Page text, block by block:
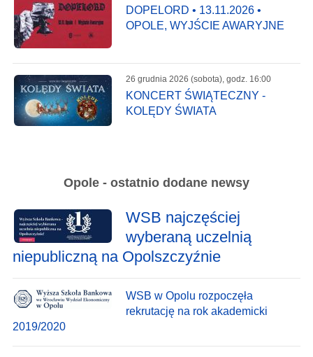
DOPELORD • 13.11.2026 •
OPOLE, WYJŚCIE AWARYJNE
26 grudnia 2026 (sobota), godz. 16:00
KONCERT ŚWIĄTECZNY -
KOLĘDY ŚWIATA
Opole - ostatnio dodane newsy
WSB najczęściej
wyberaną uczelnią
niepubliczną na Opolszczyźnie
WSB w Opolu rozpoczęła
rekrutację na rok akademicki
2019/2020